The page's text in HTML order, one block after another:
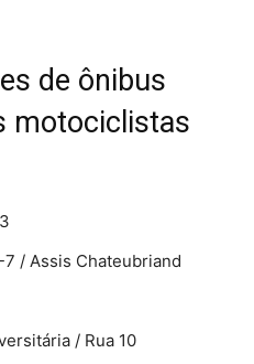
de ônibus
motociclistas
/ Assis Chateubriand
/ Rua 10